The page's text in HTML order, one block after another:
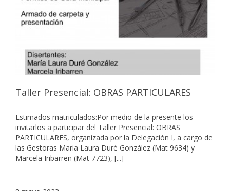
Taller Presencial: OBRAS PARTICULARES
Estimados matriculados:Por medio de la presente los
invitarlos a participar del Taller Presencial: OBRAS
PARTICULARES, organizada por la Delegación I, a cargo de
las Gestoras Maria Laura Duré González (Mat 9634) y
Marcela Iribarren (Mat 7723), [...]